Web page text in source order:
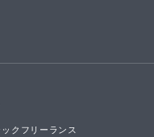
クフリーランス